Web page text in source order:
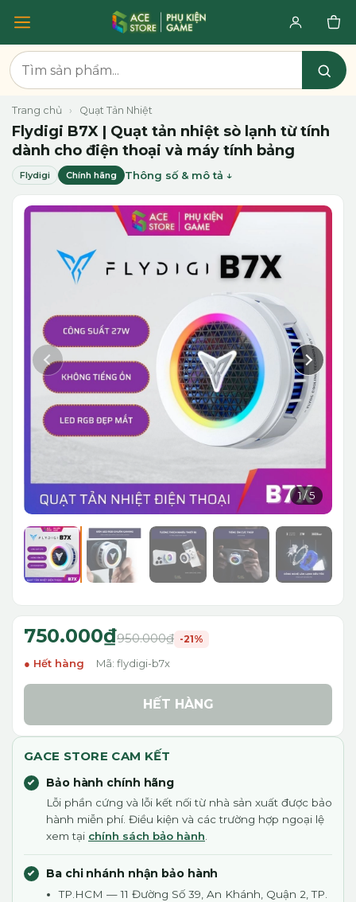
Trang chủ › Quạt Tản Nhiệt
Flydigi B7X | Quạt tản nhiệt sò lạnh từ tính
dành cho điện thoại và máy tính bảng
Flydigi Chính hãng Thông số & mô tả
1/5
750.000₫950.000₫ -21%
Hết hàng Mã: flydigi-b7x
HẾT HÀNG
GACE STORE CAM KẾT
Bảo hành chính hãng
Lỗi phần cứng và lỗi kết nối từ nhà sản xuất được bảo
hành miễn phí. Điều kiện và các trường hợp ngoại lệ
xem tại chính sách bảo hành
Ba chi nhánh nhận bảo hành
TP.HCM — 11 Đường Số 39, An Khánh, Quận 2, TP.